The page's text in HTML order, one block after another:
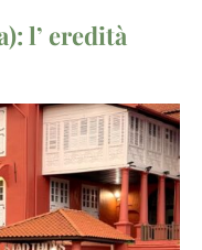
l’ eredità